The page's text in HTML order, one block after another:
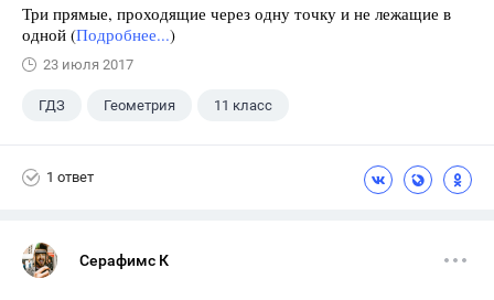
Три прямые, проходящие через одну точку и не лежащие в
одной (Подробнее...)
23 июля 2017
ГДЗ Геометрия 11 класс
1 ответ
Серафимс К